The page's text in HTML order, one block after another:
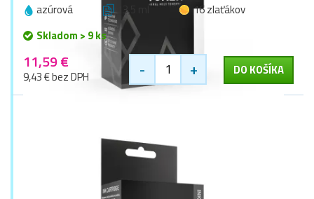
azúrová 13,5 ml
16 zlaťákov
Skladom > 9 ks
11,59 €
9,43 € bez DPH - + DO KOŠÍKA